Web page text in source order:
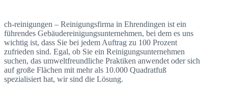
ch-reinigungen – Reinigungsfirma in Ehrendingen ist ein
führendes Gebäudereinigungsunternehmen, bei dem es uns
wichtig ist, dass Sie bei jedem Auftrag zu 100 Prozent
zufrieden sind. Egal, ob Sie ein Reinigungsunternehmen
suchen, das umweltfreundliche Praktiken anwendet oder sich
auf große Flächen mit mehr als 10.000 Quadratfuß
spezialisiert hat, wir sind die Lösung.